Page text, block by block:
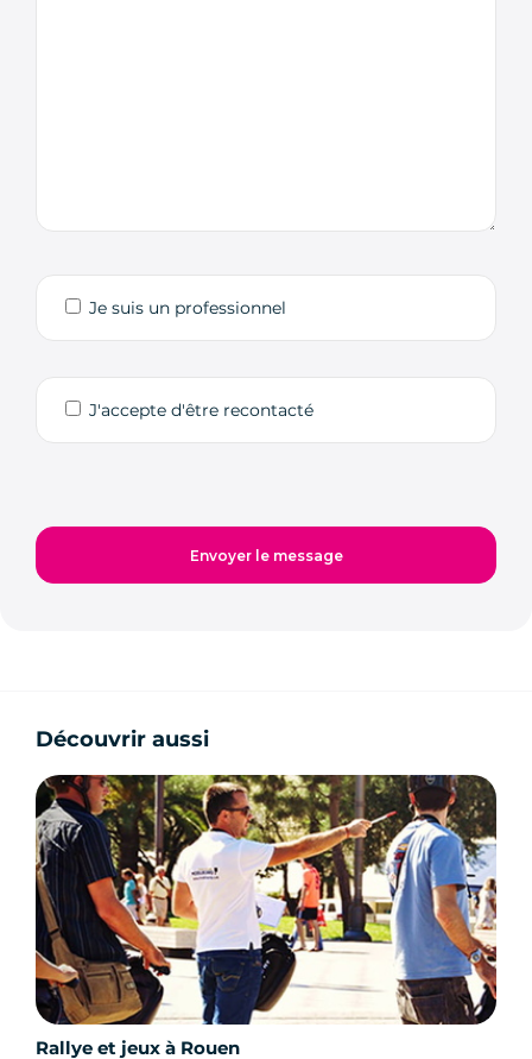
Je suis un professionnel
J'accepte d'être recontacté
Découvrir aussi
Rallye et jeux à Rouen